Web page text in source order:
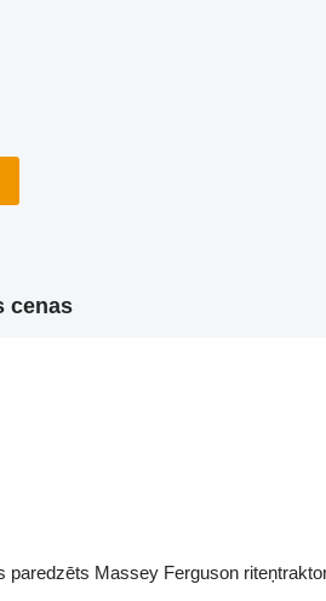
cenas
paredzēts Massey Ferguson